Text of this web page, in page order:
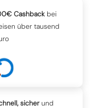
Cashback bei
über tausend
sicherund